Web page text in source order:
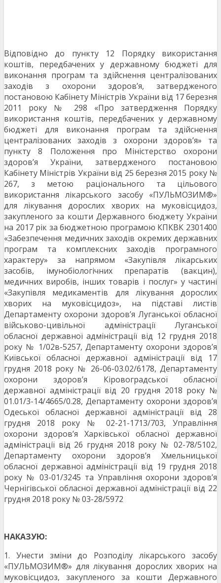
Відповідно до пункту 12 Порядку використання
коштів, передбачених у державному бюджеті для
виконання програм та здійснення централізованих
заходів з охорони здоров’я, затвердженого
постановою Кабінету Міністрів України від 17 березня
2011 року № 298 «Про затвердження Порядку
використання коштів, передбачених у державному
бюджеті для виконання програм та здійснення
централізованих заходів з охорони здоров’я» та
пункту 8 Положення про Міністерство охорони
здоров’я України, затвердженого постановою
Кабінету Міністрів України від 25 березня 2015 року №
267, з метою раціонального та цільового
використання лікарського засобу «ПУЛЬМОЗИМ®»
для лікування дорослих хворих на муковісцидоз,
закупленого за кошти Державного бюджету України
на 2017 рік за бюджетною програмою КПКВК 2301400
«Забезпечення медичних заходів окремих державних
програм та комплексних заходів програмного
характеру» за напрямом «Закупівля лікарських
засобів, імунобіологічних препаратів (вакцин),
медичних виробів, інших товарів і послуг» у частині
«Закупівля медикаментів для лікування дорослих
хворих на муковісцидоз», на підставі листів
Департаменту охорони здоров’я Луганської обласної
військово-цивільної адміністрації Луганської
обласної державної адміністрації від 12 грудня 2018
року № 1/02в-5257, Департаменту охорони здоров’я
Київської обласної державної адміністрації від 17
грудня 2018 року № 26-06-03.02/6178, Департаменту
охорони здоров’я Кіровоградської обласної
державної адміністрації від 20 грудня 2018 року №
01.01/3-14/4665/0.28, Департаменту охорони здоров’я
Одеської обласної державної адміністрації від 28
грудня 2018 року № 02-21-1713/703, Управління
охорони здоров’я Харківської обласної державної
адміністрації від 26 грудня 2018 року № 02-78/5102,
Департаменту охорони здоров’я Хмельницької
обласної державної адміністрації від 19 грудня 2018
року № 03-01/3245 та Управління охорони здоров’я
Чернігівської обласної державної адміністрації від 22
грудня 2018 року № 03-28/5972
НАКАЗУЮ:
1. Унести зміни до Розподілу лікарського засобу
«ПУЛЬМОЗИМ®» для лікування дорослих хворих на
муковісцидоз, закупленого за кошти Державного